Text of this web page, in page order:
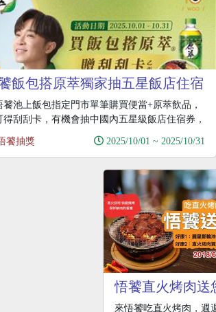
飯包搭原萃獨家抽五星飯店住宿
饕池上飯包指定門市單筆購買便當+原萃飲品，
得刮刮卡，有機會抽中國內五星級飯店住宿券，
饕抽獎 2025/10/01 ~ 2025/10/31
悟饕直火烤肉送
輪沖繩假期四天
來悟饕吃直火烤肉，週